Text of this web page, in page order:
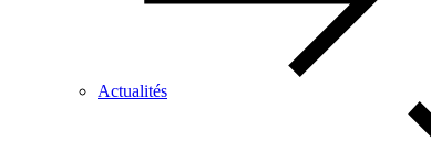
Actualités